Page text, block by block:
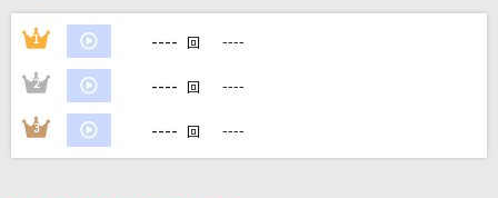
自宅でカラオケ歌い放題！
1 ---- 回 ----
2 ---- 回 ----
3 ---- 回 ----